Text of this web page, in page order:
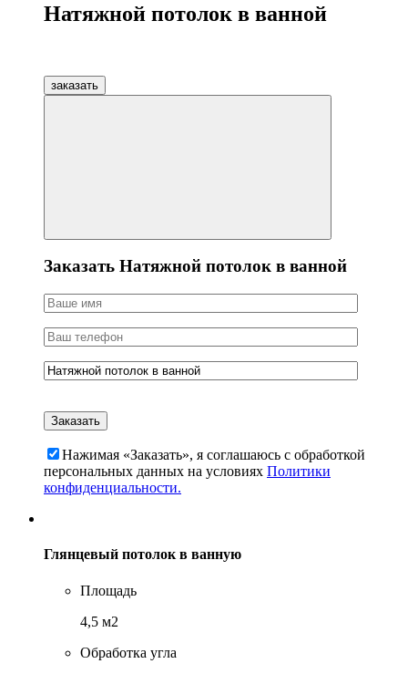
Натяжной потолок в ванной
заказать
Заказать Натяжной потолок в ванной
Нажимая «Заказать», я соглашаюсь c обработкой
персональных данных на условиях Политики
конфиденциальности.
Глянцевый потолок в ванную
Площадь
4,5 м2
Обработка угла